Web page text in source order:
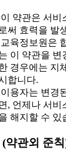
약관은 서비
써 효력을 발
육정보원은
이 약관을 변
경우에는 지
합니다.
용자는 변경
, 언제나 서비
해지할 수 있
약관외 준